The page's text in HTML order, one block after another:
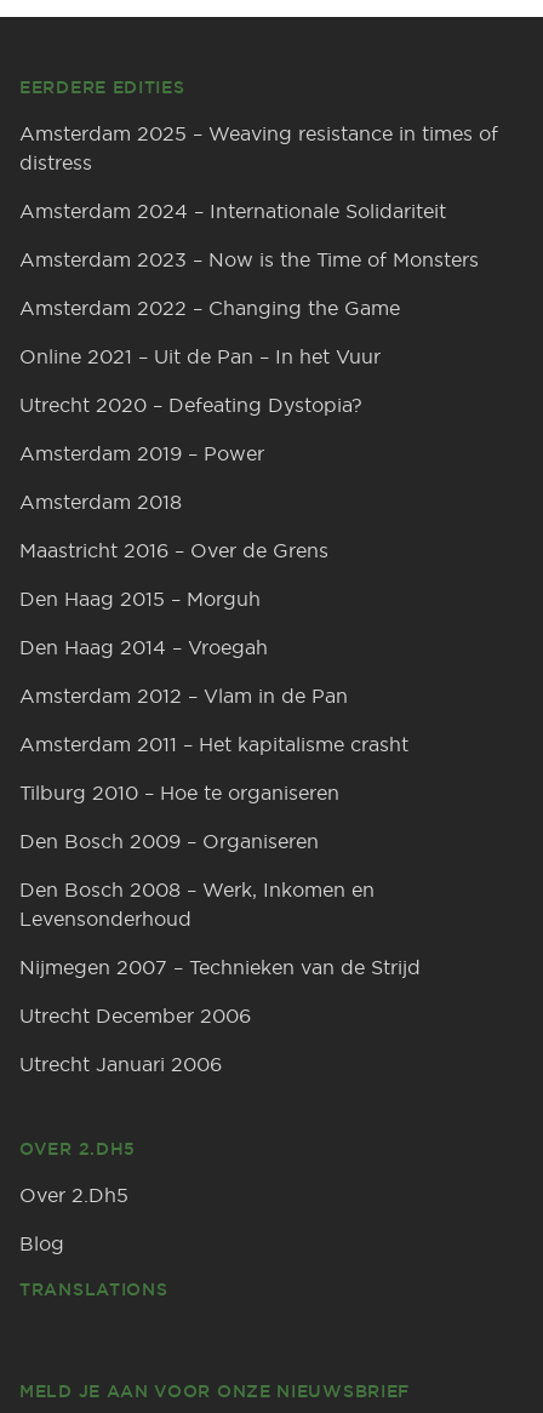
EERDERE EDITIES
Amsterdam 2025 – Weaving resistance in times of
distress
Amsterdam 2024 – Internationale Solidariteit
Amsterdam 2023 – Now is the Time of Monsters
Amsterdam 2022 – Changing the Game
Online 2021 – Uit de Pan – In het Vuur
Utrecht 2020 – Defeating Dystopia?
Amsterdam 2019 – Power
Amsterdam 2018
Maastricht 2016 – Over de Grens
Den Haag 2015 – Morguh
Den Haag 2014 – Vroegah
Amsterdam 2012 – Vlam in de Pan
Amsterdam 2011 – Het kapitalisme crasht
Tilburg 2010 – Hoe te organiseren
Den Bosch 2009 – Organiseren
Den Bosch 2008 – Werk, Inkomen en
Levensonderhoud
Nijmegen 2007 – Technieken van de Strijd
Utrecht December 2006
Utrecht Januari 2006
OVER 2.DH5
Over 2.Dh5
Blog
TRANSLATIONS
MELD JE AAN VOOR ONZE NIEUWSBRIEF